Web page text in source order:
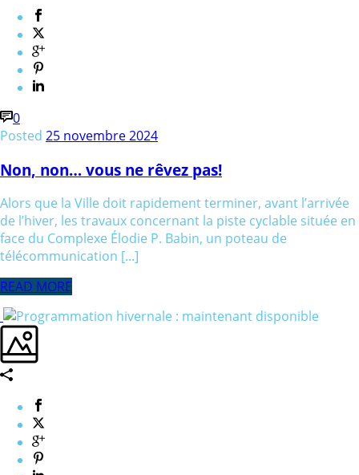
0
Posted 25 novembre 2024
Non, non… vous ne rêvez pas!
Alors que la Ville doit rapidement terminer, avant l’arrivée
de l’hiver, les travaux concernant la piste cyclable située en
face du Complexe Élodie P. Babin, un poteau de
télécommunication [...]
READ MORE